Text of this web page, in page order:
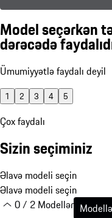
Model seçərkən
dərəcədə
Ümumiyyətlə faydalı deyil
1 2 3 4 5
Çox faydalı
Sizin seçiminiz
Əlavə modeli seçin
Əlavə modeli seçin
0 / 2 Modellər